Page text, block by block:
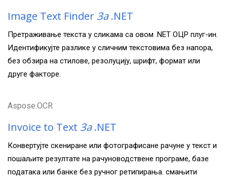
Image Text Finder За.NET
Претраживање текста у сликама са овом .NET ОЦР плуг-ин.
Идентификујте разлике у сличним текстовима без напора,
без обзира на стилове, резолуцију, шрифт, формат или
друге факторе.
Aspose.OCR
Invoice to Text За.NET
Конвертујте скениране или фотографисане рачуне у текст и
пошаљите резултате на рачуноводствене програме, базе
података или банке без ручног ретипирања. смањити